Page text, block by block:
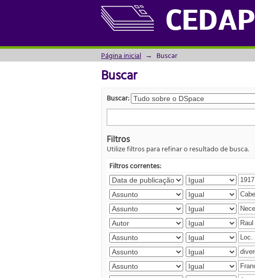
CEDAP
Buscar
Página inicial → Buscar
Buscar
Buscar:
Filtros
Utilize filtros para refinar o resultado de busca.
Filtros correntes: